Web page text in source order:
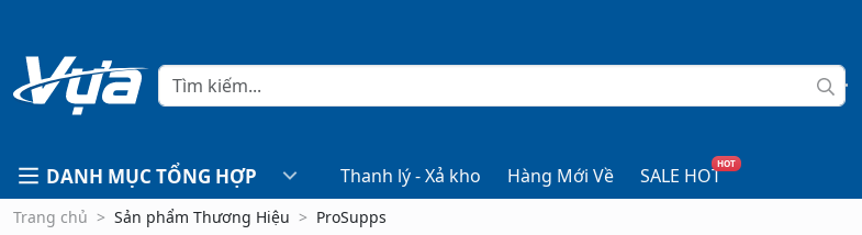
DANH MỤC TỔNG HỢP Thanh lý - Xả kho Hàng Mới Về SALE HOT
HOT
Trang chủ Sản phẩm Thương Hiệu ProSupps